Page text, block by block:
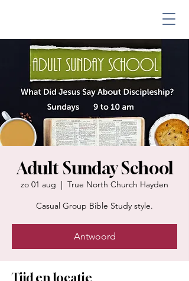
Adult Sunday School
zo 01 aug
  |
True North Church Hayden
Casual Group Bible Study style.
Antwoord
Tijd en locatie